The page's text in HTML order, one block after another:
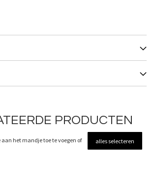
PRODUCTEN
aan het mandje toe te voegen of alles selecteren